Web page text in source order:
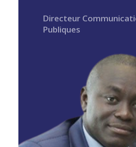
Directeur
Publiques